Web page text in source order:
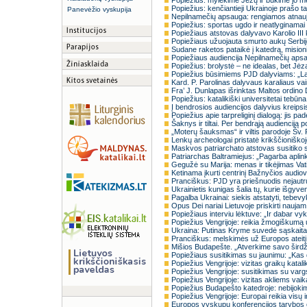
Panevėžio vyskupija
Popiežius: kenčiantieji Ukrainoje prašo
Nepilnamečių apsauga: rengiamos
Popiežius: sportas ugdo ir neatlyginamai
Popiežiaus atstovas dalyvavo Karolio III
Popiežiaus užuojauta smurto aukų
Sudane raketos pataikė į katedrą,
Popiežiaus audiencija Nepilnamečių
Popiežius: brolystė – ne idealas, bet
Popiežius būsimiems PJD dalyviams:
Kard. P. Parolinas dalyvaus karaliaus
Fra’ J. Dunlapas išrinktas Maltos ordino
Popiežius: katalikiški universitetai
Į bendrosios audiencijos dalyvius
Popiežius apie tarpreliginį dialogą: jis
Šaknys ir tiltai. Per bendrąją audienciją
„Moterų šauksmas“ ir viltis parodoje Šv.
Lenkų archeologai pristatė
Maskvos patriarchato atstovas susitiko
Patriarchas Baltramiejus: „Pagarba
Gegužė su Marija: menas ir tikėjimas
Ketinama įkurti centrinį Bažnyčios
Pranciškus: PJD yra priešnuodis
Ukrainietis kunigas šalia tų, kurie
Pagalba Ukrainai: siekis atstatyti,
Opus Dei nariai Lietuvoje priskirti
Popiežiaus interviu lėktuve: „Ir dabar
Popiežius Vengrijoje: reikia
Ukraina: Putinas Kryme suvedė
Pranciškus: melskimės už Europos
Mišios Budapešte. „Atverkime savo
Popiežiaus susitikimas su jaunimu: „Kas
Popiežius Vengrijoje: vizitas graikų
Popiežius Vengrijoje: susitikimas su
Popiežius Vengrijoje: vizitas akliems
Popiežius Budapešto katedroje:
Popiežius Vengrijoje: Europai reikia visų
Europos vyskupų konferencijos